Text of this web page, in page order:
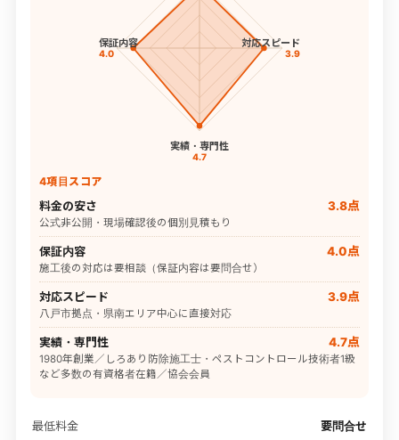
対応スピード
3.9
実績・専門性
4.7
保証内容
4.0
4項目スコア
料金の安さ 3.8点
公式非公開・現場確認後の個別見積もり
保証内容 4.0点
施工後の対応は要相談（保証内容は要問合せ）
対応スピード 3.9点
八戸市拠点・県南エリア中心に直接対応
実績・専門性 4.7点
1980年創業／しろあり防除施工士・ペストコントロール技術者1級
など多数の有資格者在籍／協会会員
最低料金 要問合せ